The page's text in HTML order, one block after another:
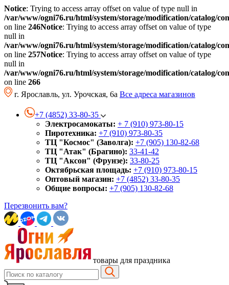
Notice: Trying to access array offset on value of type null in
/var/www/ogni76.ru/html/system/storage/modification/catalog/
on line 246Notice: Trying to access array offset on value of type
null in
/var/www/ogni76.ru/html/system/storage/modification/catalog/
on line 257Notice: Trying to access array offset on value of type
null in
/var/www/ogni76.ru/html/system/storage/modification/catalog/
on line 266
г. Ярославль, ул. Урочская, 6а Все адреса магазинов
+7 (4852) 33-80-35
Электросамокаты: + 7 (910) 973-80-15
Пиротехника: +7 (910) 973-80-35
ТЦ "Космос" (Заволга): +7 (905) 130-82-68
ТЦ "Атак" (Брагино): 33-41-42
ТЦ "Аксон" (Фрунзе): 33-80-25
Октябрьская площадь: +7 (910) 973-80-15
Оптовый магазин: +7 (4852) 33-80-35
Общие вопросы: +7 (905) 130-82-68
Перезвонить вам?
товары для праздника